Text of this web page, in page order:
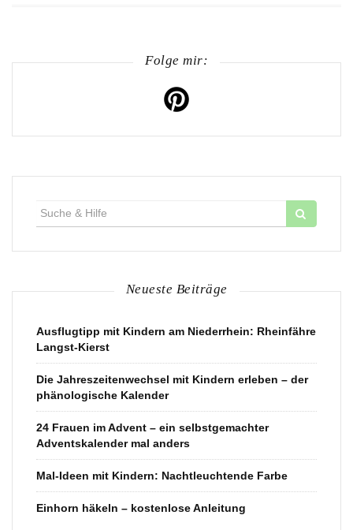
Folge mir:
Neueste Beiträge
Ausflugtipp mit Kindern am Niederrhein: Rheinfähre
Langst-Kierst
Die Jahreszeitenwechsel mit Kindern erleben – der
phänologische Kalender
24 Frauen im Advent – ein selbstgemachter
Adventskalender mal anders
Mal-Ideen mit Kindern: Nachtleuchtende Farbe
Einhorn häkeln – kostenlose Anleitung